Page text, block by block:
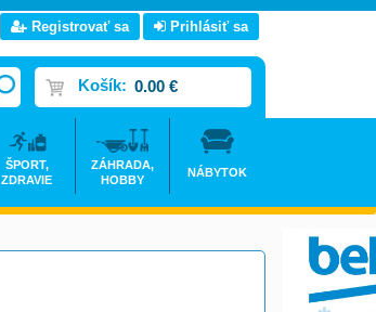
Registrovať sa Prihlásiť sa
Košík: 0.00 €
ŠPORT,
ZDRAVIE
ZÁHRADA,
HOBBY
NÁBYTOK